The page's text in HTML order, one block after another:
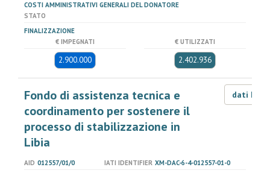
COSTI AMMINISTRATIVI GENERALI DEL DONATORE
STATO
FINALIZZAZIONE
€ IMPEGNATI
2.900.000
€ UTILIZZATI
2.402.936
Fondo di assistenza tecnica e
coordinamento per sostenere il
processo di stabilizzazione in
Libia
dati LOD
AID 012557/01/0 IATI IDENTIFIER XM-DAC-6-4-012557-01-0